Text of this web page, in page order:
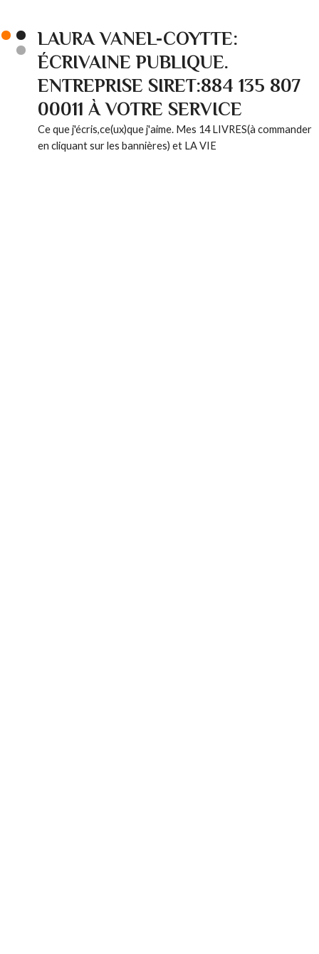
LAURA VANEL-COYTTE:
ÉCRIVAINE PUBLIQUE.
ENTREPRISE SIRET:884 135 807
00011 À VOTRE SERVICE
Ce que j'écris,ce(ux)que j'aime. Mes 14 LIVRES(à commander
en cliquant sur les bannières) et LA VIE